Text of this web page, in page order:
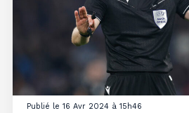
Publié le 16 Avr 2024 à 15h46